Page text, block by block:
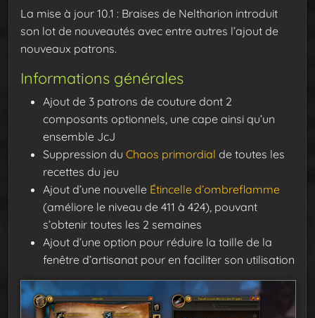
La mise à jour 10.1 : Braises de Neltharion introduit
son lot de nouveautés avec entre autres l’ajout de
nouveaux patrons.
Informations générales
Ajout de 3 patrons de couture dont 2
composants optionnels, une cape ainsi qu’un
ensemble JcJ
Suppression du Chaos primordial de toutes les
recettes du jeu
Ajout d’une nouvelle Étincelle d’ombreflamme
(améliore le niveau de 411 à 424), pouvant
s’obtenir toutes les 2 semaines
Ajout d’une option pour réduire la taille de la
fenêtre d’artisanat pour en faciliter son utilisation